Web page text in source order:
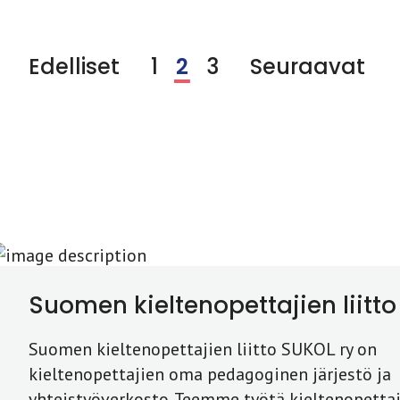
Edelliset 1 2 3 Seuraavat
Suomen kieltenopettajien liitto
Suomen kieltenopettajien liitto SUKOL ry on
kieltenopettajien oma pedagoginen järjestö ja